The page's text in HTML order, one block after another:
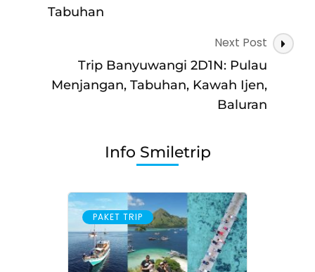
start
Sanur
Tabuhan
Next Post
Trip Banyuwangi 2D1N: Pulau
Menjangan, Tabuhan, Kawah Ijen,
Baluran
Info Smiletrip
PAKET TRIP